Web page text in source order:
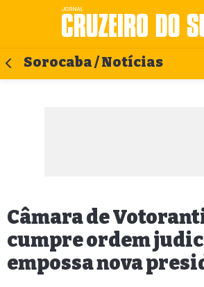
Sorocaba / Notícias
Câmara de
cumpre ordem
empossa nova